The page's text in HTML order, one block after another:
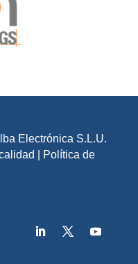
Electrónica S.L.U.
Política de